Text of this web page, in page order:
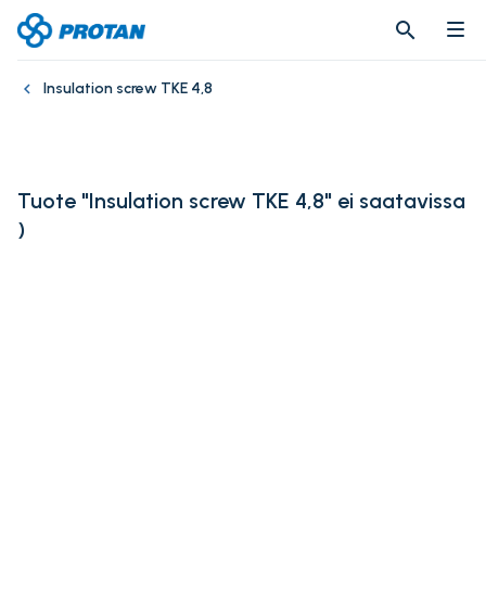
search
search
Insulation screw TKE 4,8
Tuote "Insulation screw TKE 4,8" ei saatavissa
)